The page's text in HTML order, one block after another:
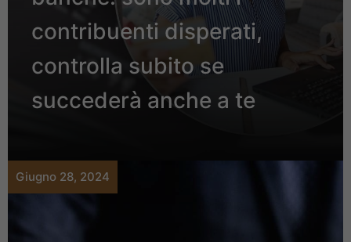
contribuenti disperati,
controlla subito se
succederà anche a te
Giugno 28, 2024